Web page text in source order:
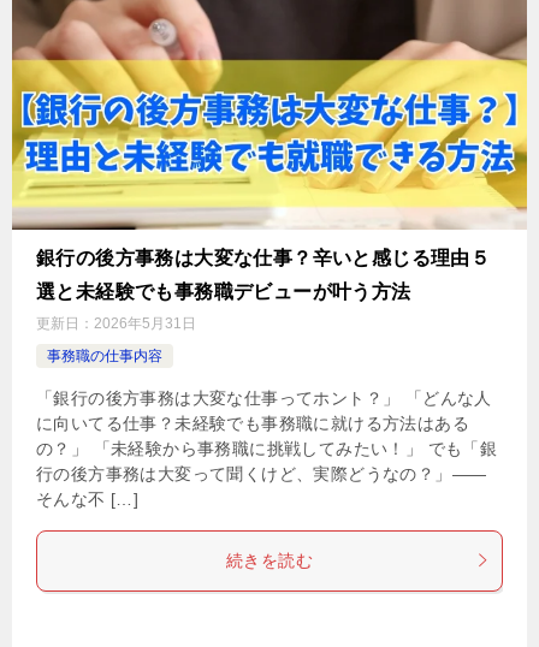
銀行の後方事務は大変な仕事？辛いと感じる理由５
選と未経験でも事務職デビューが叶う方法
更新日： 2026年5月31日
事務職の仕事内容
「銀行の後方事務は大変な仕事ってホント？」 「どんな人
に向いてる仕事？未経験でも事務職に就ける方法はある
の？」 「未経験から事務職に挑戦してみたい！」 でも「銀
行の後方事務は大変って聞くけど、実際どうなの？」——
そんな不 […]
続きを読む